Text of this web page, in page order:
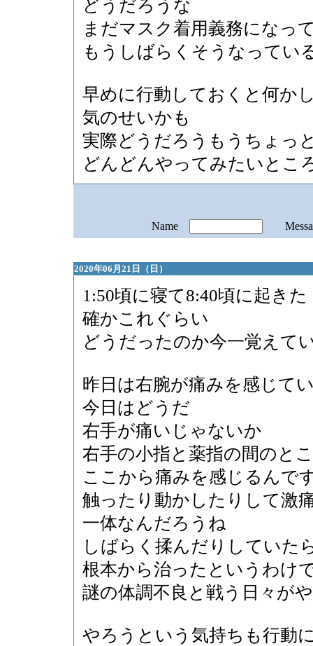
どうだろうな
まだマスク着用義務になっ
もうしばらくそうなってい
早めに行動しておくと何か
気のせいかも
実際どうだろうもうちょっ
どんどんやってみたいとこ
Name
2020年06月21日（日）
1:50頃に寝て8:40頃に起きた
確かこれぐらい
どうだったのか今一覚えて
昨日は右腕が痛みを感じて
今日はどうだ
右手が痛いじゃないか
右手の小指と薬指の間のと
ここから痛みを感じるんで
触ったり動かしたりして激
一体なんだろうね
しばらく揉んだりしていた
根本から治ったというわけ
謎の体調不良と戦う日々が
やろうという気持ちも行動